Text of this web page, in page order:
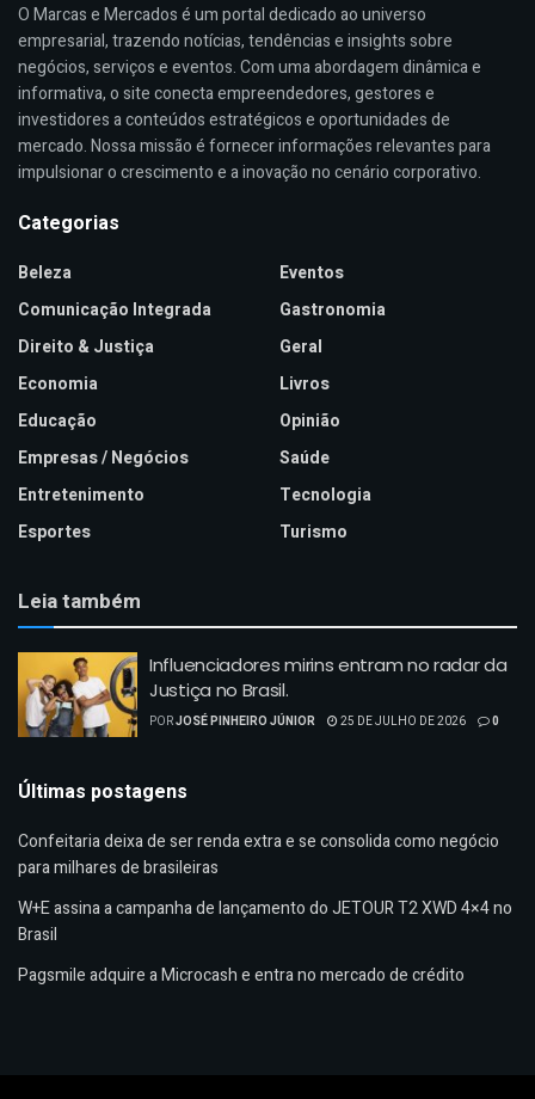
O Marcas e Mercados é um portal dedicado ao universo
empresarial, trazendo notícias, tendências e insights sobre
negócios, serviços e eventos. Com uma abordagem dinâmica e
informativa, o site conecta empreendedores, gestores e
investidores a conteúdos estratégicos e oportunidades de
mercado. Nossa missão é fornecer informações relevantes para
impulsionar o crescimento e a inovação no cenário corporativo.
Categorias
Beleza
Comunicação Integrada
Direito & Justiça
Economia
Educação
Empresas / Negócios
Entretenimento
Esportes
Eventos
Gastronomia
Geral
Livros
Opinião
Saúde
Tecnologia
Turismo
Leia também
Influenciadores mirins entram no radar da
Justiça no Brasil.
PORJOSÉ PINHEIRO JÚNIOR 25 DE JULHO DE 2026 0
Últimas postagens
Confeitaria deixa de ser renda extra e se consolida como negócio
para milhares de brasileiras
W+E assina a campanha de lançamento do JETOUR T2 XWD 4×4 no
Brasil
Pagsmile adquire a Microcash e entra no mercado de crédito